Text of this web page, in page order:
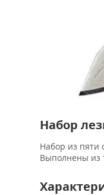
Набор
Набор из пяти
Выполнены из